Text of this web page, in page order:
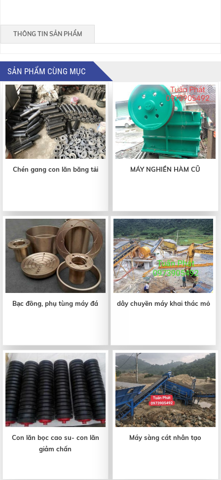
THÔNG TIN SẢN PHẨM
SẢN PHẨM CÙNG MỤC
Chén gang con lăn băng tải MÁY NGHIỀN HÀM CŨ
Bạc đồng, phụ tùng máy đá dây chuyền máy khai thác mỏ
Con lăn bọc cao su- con lăn
giảm chấn
Máy sàng cát nhân tạo